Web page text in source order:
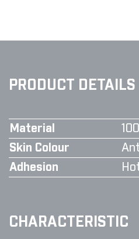
PRODUCT DETAILS
Material
Skin Colour
Adhesion
CHARACTERISTIC